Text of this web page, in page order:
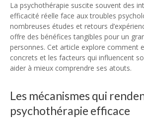
La psychothérapie suscite souvent des
efficacité réelle face aux troubles
nombreuses études et retours
offre des bénéfices tangibles pour un
personnes. Cet article explore comment
concrets et les facteurs qui influencent
aider à mieux comprendre ses atouts.
Les mécanismes qui
psychothérapie efficace